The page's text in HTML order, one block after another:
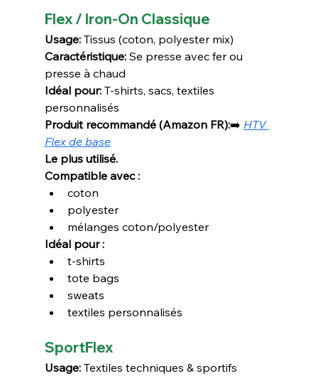
Flex / Iron-On Classique
Usage: Tissus (coton, polyester mix)
Caractéristique: Se presse avec fer ou
presse à chaud
Idéal pour: T-shirts, sacs, textiles
personnalisés
Produit recommandé (Amazon FR):➡️ HTV
Flex de base
Le plus utilisé.
Compatible avec :
coton
polyester
mélanges coton/polyester
Idéal pour :
t-shirts
tote bags
sweats
textiles personnalisés
SportFlex
Usage: Textiles techniques & sportifs